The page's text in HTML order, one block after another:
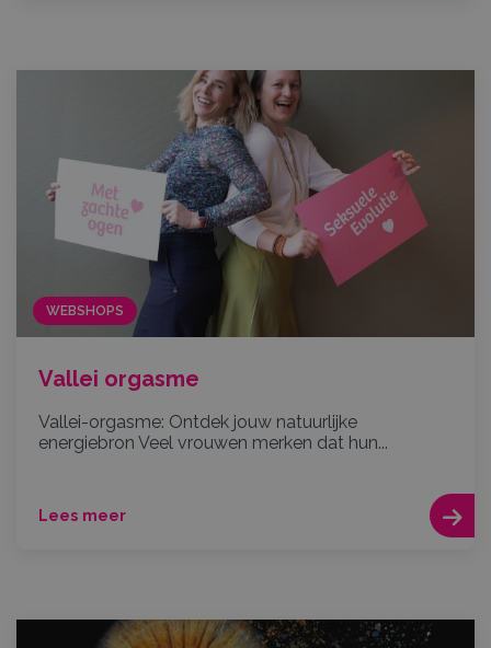
WEBSHOPS
Vallei orgasme
Vallei-orgasme: Ontdek jouw natuurlijke
energiebron Veel vrouwen merken dat hun...
Lees meer